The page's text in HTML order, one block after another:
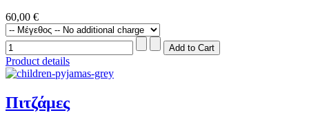
60,00 €
Product details
Πιτζάμες